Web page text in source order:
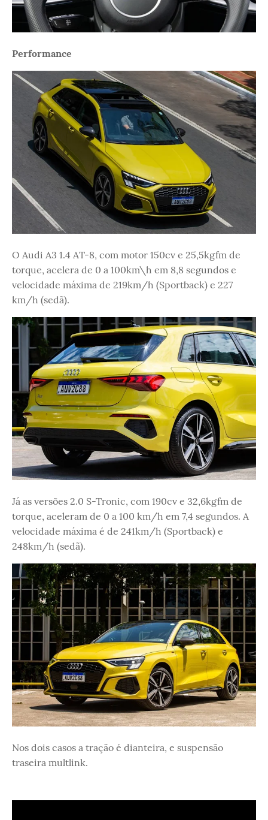
Performance
O Audi A3 1.4 AT-8, com motor 150cv e 25,5kgfm de
torque, acelera de 0 a 100km\h em 8,8 segundos e
velocidade máxima de 219km/h (Sportback) e 227
km/h (sedã).
Já as versões 2.0 S-Tronic, com 190cv e 32,6kgfm de
torque, aceleram de 0 a 100 km/h em 7,4 segundos. A
velocidade máxima é de 241km/h (Sportback) e
248km/h (sedã).
Nos dois casos a tração é dianteira, e suspensão
traseira multlink.